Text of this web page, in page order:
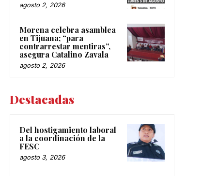
agosto 2, 2026
Morena celebra asamblea
en Tijuana; “para
contrarrestar mentiras”,
asegura Catalino Zavala
agosto 2, 2026
Destacadas
Del hostigamiento laboral
a la coordinación de la
FESC
agosto 3, 2026